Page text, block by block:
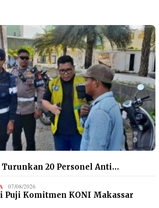
20 Personel Anti…
07/08/2026
Puji Komitmen KONI Makassar